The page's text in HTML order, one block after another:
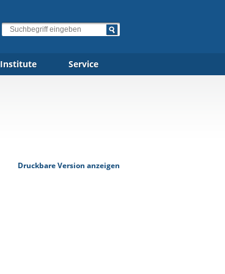
Institute Service
Druckbare Version anzeigen